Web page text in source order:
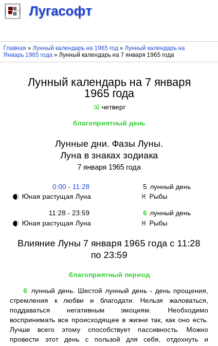
Лугасофт
Главная » Лунный календарь на 1965 год» Лунный календарь на
Январь 1965 года» Лунный календарь на 7 января 1965 года
Лунный календарь на 7 января
1965 года
♃ четверг
благоприятный день
Лунные дни. Фазы Луны.
Луна в знаках зодиака
7 января 1965 года
0:00 - 11:28 5 лунный день
🌒 Юная растущая Луна ♓ Рыбы
11:28 - 23:59 6 лунный день
🌒 Юная растущая Луна ♓ Рыбы
Влияние Луны 7 января 1965 года с 11:28
по 23:59
благоприятный период
6 лунный день. Шестой лунный день - день прощения,
стремления к любви и благодати. Нельзя жаловаться,
поддаваться негативным эмоциям. Необходимо
воспринимать все происходящее в жизни так, как оно есть.
Лучше всего этому способствует пассивность. Можно
провести этот день с пользой для себя, отдохнуть и